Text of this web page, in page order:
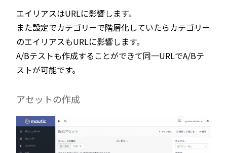
エイリアスはURLに影響します。
また設定でカテゴリーで階層化していたらカテゴリー
のエイリアスもURLに影響します。
A/Bテストも作成することができて同一URLでA/Bテ
ストが可能です。
アセットの作成